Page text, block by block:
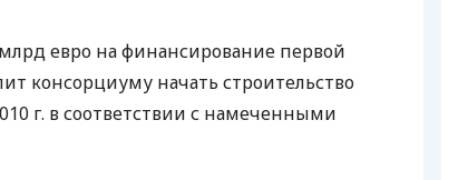
евро на финансирование первой
консорциуму начать строительство
г. в соответствии с намеченными